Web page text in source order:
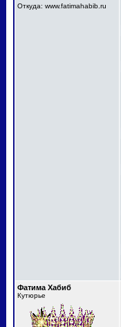
Откуда: www.fatimahabib.ru
Фатима Хабиб
Кутюрье